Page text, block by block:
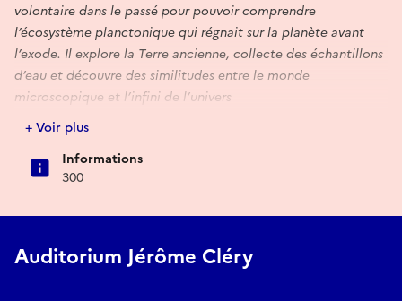
volontaire dans le passé pour pouvoir comprendre
l’écosystème planctonique qui régnait sur la planète avant
l’exode. Il explore la Terre ancienne, collecte des échantillons
d’eau et découvre des similitudes entre le monde
microscopique et l’infini de l’univers
• Le Seuil de la Forêt, 19mn, 2024
«Le Seuil de la Forêt» nous invite à une déambulation
introspective, plongeant au coeur de la forêt laotienne. Le
film suit le cheminement de Dao, laissant ses pensées
réside, et la jungle du nord du Laos, nous nous égarons avec
elle dans un voyage intérieur, là où la frontière entre le passé
+ Voir plus
Informations
300
Auditorium Jérôme Cléry